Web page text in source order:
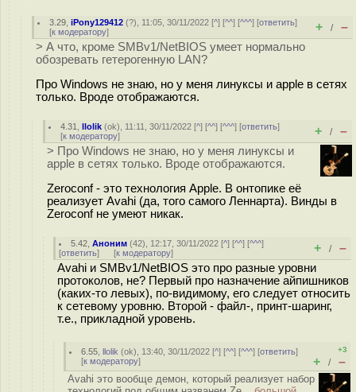
3.29 ,iPony129412 (?), 11:05, 30/11/2022 [^] [^^] [^^^] [ответить]
[к модератору] + / –
> А что, кроме SMBv1/NetBIOS умеет нормально
обозревать гетерогенную LAN?
Про Windows не знаю, но у меня линуксы и apple в сетях
только. Вроде отображаются.
4.31 ,llolik (ok), 11:11, 30/11/2022 [^] [^^] [^^^] [ответить]
[к модератору] + / –
> Про Windows не знаю, но у меня линуксы и
apple в сетях только. Вроде отображаются.
Zeroconf - это технология Apple. В онтопике её
реализует Avahi (да, того самого Леннарта). Винды в
Zeroconf не умеют никак.
5.42 ,Аноним (42), 12:17, 30/11/2022 [^] [^^] [^^^]
[ответить] [к модератору] + / –
Avahi и SMBv1/NetBIOS это про разные уровни
протоколов, не? Первый про назначение айпишников
(каких-то левых), по-видимому, его следует относить
к сетевому уровню. Второй - файл-, принт-шаринг,
т.е., прикладной уровень.
6.55 ,llolik (ok), 13:40, 30/11/2022 [^] [^^] [^^^] [ответить]
[к модератору]
+3
+ / –
Avahi это вообще демон, который реализует набор